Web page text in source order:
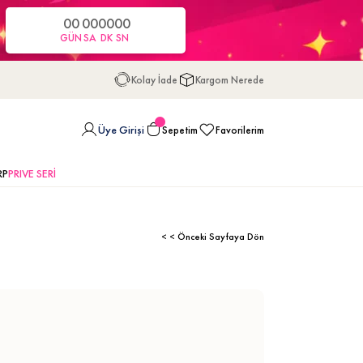
00
GÜN
00
SA
00
DK
00
SN
Kolay İade Kargom Nerede
Üye Girişi Sepetim Favorilerim
PRIVE SERİ
< < Önceki Sayfaya Dön